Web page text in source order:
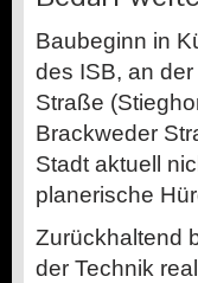
Baubeginn in
des ISB, an
Straße
Brackweder
Stadt aktuell
planerische
Zurückhaltend
der Technik